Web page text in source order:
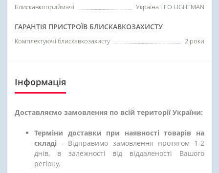
Блискавкоприймачі Україна LEO LIGHTMAN
ГАРАНТІЯ ПРИСТРОЇВ БЛИСКАВКОЗАХИСТУ
Комплектуючі блискавкозахисту 2 роки
Інформація
Доставляємо замовлення по всій території України:
Терміни доставки при наявності товарів на
складі - Відправимо замовлення протягом 1-2
днів, в залежності від віддаленості Вашого
регіону.